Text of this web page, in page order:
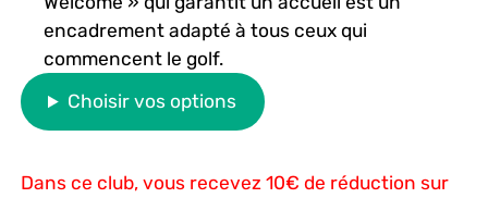
encadrement adapté à tous ceux qui
commencent le golf.
Choisir vos options
Dans ce club, vous recevez 10€ de réduction sur